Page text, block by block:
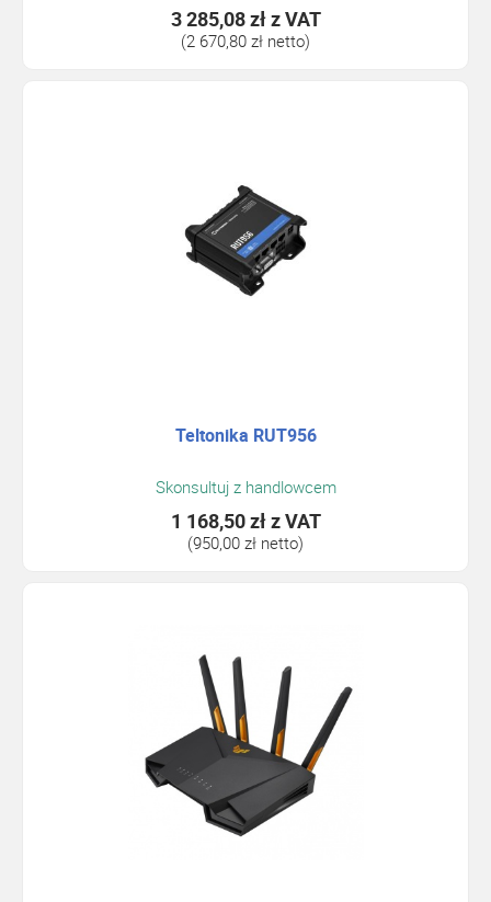
3 285,08 złz VAT
(2 670,80 zł netto)
Teltonika RUT956
Skonsultuj z handlowcem
1 168,50 złz VAT
(950,00 zł netto)